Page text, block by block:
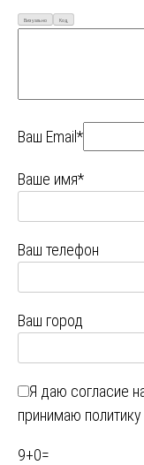
Визуально Код
Ваш Email*
Ваше имя*
Ваш телефон
Ваш город
Я даю согласие
принимаю
9+0=